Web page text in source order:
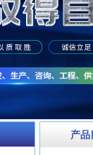
产品